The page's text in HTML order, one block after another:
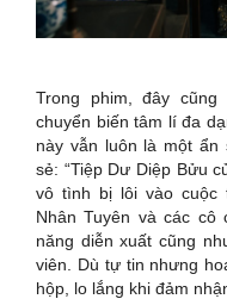
Trong phim, đây
chuyển biến tâm lí đa
này vẫn luôn là một ẩn
sẻ: “Tiệp Dư Diệp Bửu
vô tình bị lôi vào cuộc
Nhân Tuyên và các cô
năng diễn xuất cũng
viên. Dù tự tin nhưng
hộp, lo lắng khi đảm